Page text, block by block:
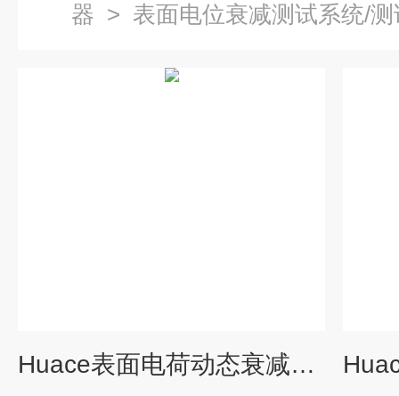
器 > 表面电位衰减测试系统/
Huace表面电荷动态衰减行为测试系统